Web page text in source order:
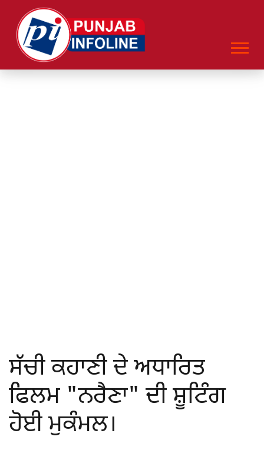
ਸੱਚੀ ਕਹਾਣੀ ਦੇ ਅਧਾਰਿਤ
ਫਿਲਮ "ਨਰੈਣਾ" ਦੀ ਸ਼ੂਟਿੰਗ
ਹੋਈ ਮੁਕੰਮਲ।